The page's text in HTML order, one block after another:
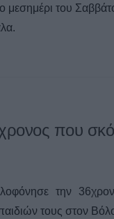
μεσημέρι του
που
την
τους στον